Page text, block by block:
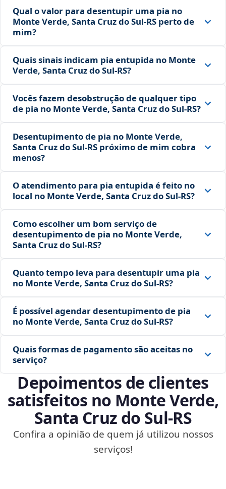
Qual o valor para desentupir uma pia no
Monte Verde, Santa Cruz do Sul‑RS perto de
mim?
Quais sinais indicam pia entupida no Monte
Verde, Santa Cruz do Sul‑RS?
Vocês fazem desobstrução de qualquer tipo
de pia no Monte Verde, Santa Cruz do Sul‑RS?
Desentupimento de pia no Monte Verde,
Santa Cruz do Sul‑RS próximo de mim cobra
menos?
O atendimento para pia entupida é feito no
local no Monte Verde, Santa Cruz do Sul‑RS?
Como escolher um bom serviço de
desentupimento de pia no Monte Verde,
Santa Cruz do Sul‑RS?
Quanto tempo leva para desentupir uma pia
no Monte Verde, Santa Cruz do Sul‑RS?
É possível agendar desentupimento de pia
no Monte Verde, Santa Cruz do Sul‑RS?
Quais formas de pagamento são aceitas no
serviço?
Depoimentos de clientes
satisfeitos no Monte Verde,
Santa Cruz do Sul‑RS
Confira a opinião de quem já utilizou nossos
serviços!